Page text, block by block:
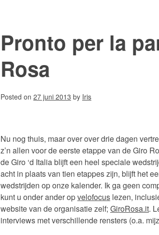
Pronto per la
Rosa
Posted on 27 juni 2013 by Iris
Nu nog thuis, maar over over drie dagen
z’n allen voor de eerste etappe van de Giro
de Giro ‘d Italia blijft een heel speciale
acht in plaats van tien etappes zijn, blijft het
wedstrijden op onze kalender. Ik ga geen
kunt u onder ander opvelofocus lezen,
website van de organisatie zelf; GiroRosa.it.
interviews met verschillende rensters (o.a.